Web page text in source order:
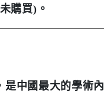
購買) 。
是中國最大的學術